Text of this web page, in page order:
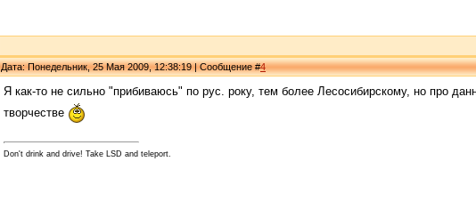
Дата: Понедельник, 25 Мая 2009, 12:38:19 | Сообщение #4
Я как-то не сильно "прибиваюсь" по рус. року, тем более Лесосибирскому, но про
творчестве
Don't drink and drive! Take LSD and teleport.